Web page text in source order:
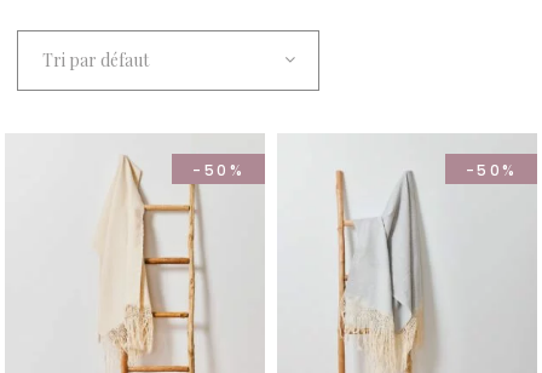
Tri par défaut
-50% -50%